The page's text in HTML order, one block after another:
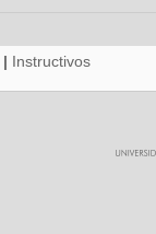
| Instructivos